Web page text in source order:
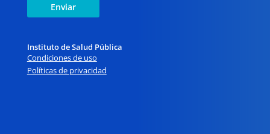
Enviar
Instituto de Salud Pública
Condiciones de uso
Políticas de privacidad